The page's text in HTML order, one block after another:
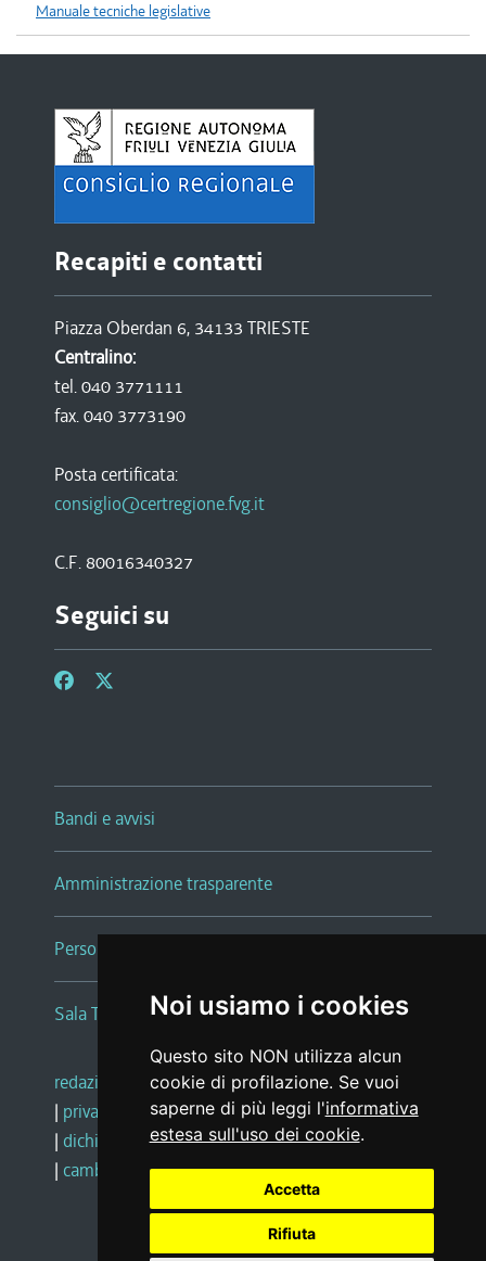
Noi usiamo i cookies
Questo sito NON utilizza alcun
cookie di profilazione. Se vuoi
saperne di più leggi l'informativa
estesa sull'uso dei cookie.
Accetta
Rifiuta
Manuale tecniche legislative
Recapiti e contatti
Piazza Oberdan 6, 34133 TRIESTE
Centralino:
tel. 040 3771111
fax. 040 3773190
Posta certificata:
consiglio@certregione.fvg.it
C.F. 80016340327
Seguici su
Bandi e avvisi
Amministrazione trasparente
Persone e Uffici
Sala Tiziano Tessitori
redazione web |note legali |glossario
| privacy
social media policy
| dichiarazione di accessibilità |feedback
| cambio preferenze cookie
Realizzato da